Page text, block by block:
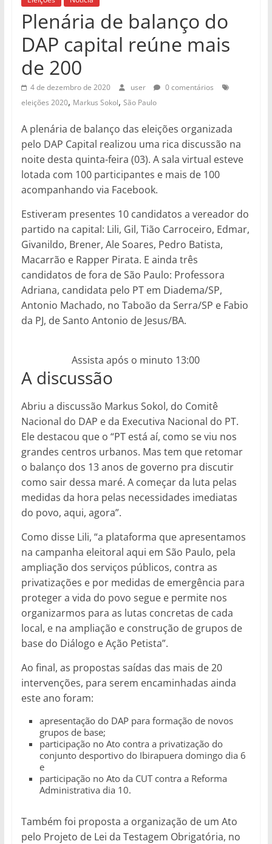
Plenária de balanço do
DAP capital reúne mais
de 200
4 de dezembro de 2020 user
0 comentários
eleições 2020, Markus Sokol, São Paulo
A plenária de balanço das eleições organizada
pelo DAP Capital realizou uma rica discussão na
noite desta quinta-feira (03). A sala virtual esteve
lotada com 100 participantes e mais de 100
acompanhando via Facebook.
Estiveram presentes 10 candidatos a vereador do
partido na capital: Lili, Gil, Tião Carroceiro, Edmar,
Givanildo, Brener, Ale Soares, Pedro Batista,
Macarrão e Rapper Pirata. E ainda três
candidatos de fora de São Paulo: Professora
Adriana, candidata pelo PT em Diadema/SP,
Antonio Machado, no Taboão da Serra/SP e Fabio
da PJ, de Santo Antonio de Jesus/BA.
Assista após o minuto 13:00
A discussão
Abriu a discussão Markus Sokol, do Comitê
Nacional do DAP e da Executiva Nacional do PT.
Ele destacou que o “PT está aí, como se viu nos
grandes centros urbanos. Mas tem que retomar
o balanço dos 13 anos de governo pra discutir
como sair dessa maré. A começar da luta pelas
medidas da hora pelas necessidades imediatas
do povo, aqui, agora”.
Como disse Lili, “a plataforma que apresentamos
na campanha eleitoral aqui em São Paulo, pela
ampliação dos serviços públicos, contra as
privatizações e por medidas de emergência para
proteger a vida do povo segue e permite nos
organizarmos para as lutas concretas de cada
local, e na ampliação e construção de grupos de
base do Diálogo e Ação Petista”.
Ao final, as propostas saídas das mais de 20
intervenções, para serem encaminhadas ainda
este ano foram:
apresentação do DAP para formação de novos
grupos de base;
participação no Ato contra a privatização do
conjunto desportivo do Ibirapuera domingo dia 6
e
participação no Ato da CUT contra a Reforma
Administrativa dia 10.
Também foi proposta a organização de um Ato
pelo Projeto de Lei da Testagem Obrigatória, no